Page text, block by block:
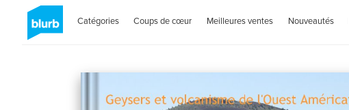
Catégories Coups de cœur Meilleures ventes Nouveautés